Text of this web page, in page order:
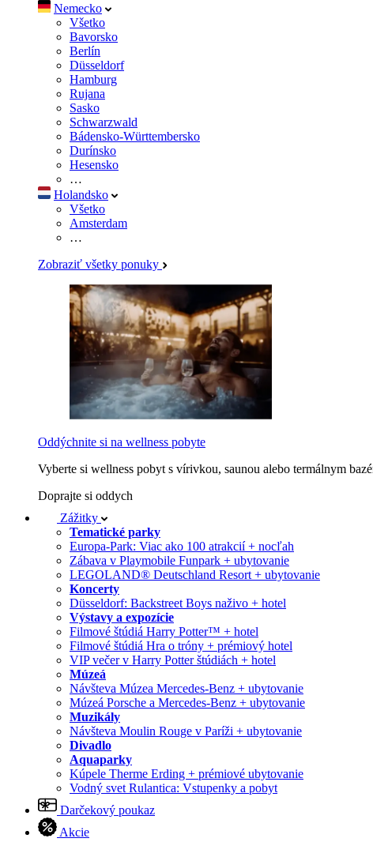
Nemecko
Všetko
Bavorsko
Berlín
Düsseldorf
Hamburg
Rujana
Sasko
Schwarzwald
Bádensko-Württembersko
Durínsko
Hesensko
…
Holandsko
Všetko
Amsterdam
…
Zobraziť všetky ponuky
Oddýchnite si na wellness pobyte
Vyberte si wellness pobyt s vírivkou, saunou alebo termálnym
Doprajte si oddych
Zážitky
Tematické parky
Europa-Park: Viac ako 100 atrakcií + nocľah
Zábava v Playmobile Funpark + ubytovanie
LEGOLAND® Deutschland Resort + ubytovanie
Koncerty
Düsseldorf: Backstreet Boys naživo + hotel
Výstavy a expozície
Filmové štúdiá Harry Potter™ + hotel
Filmové štúdiá Hra o tróny + prémiový hotel
VIP večer v Harry Potter štúdiách + hotel
Múzeá
Návšteva Múzea Mercedes-Benz + ubytovanie
Múzeá Porsche a Mercedes-Benz + ubytovanie
Muzikály
Návšteva Moulin Rouge v Paríži + ubytovanie
Divadlo
Aquaparky
Kúpele Therme Erding + prémiové ubytovanie
Vodný svet Rulantica: Vstupenky a pobyt
Darčekový poukaz
Akcie